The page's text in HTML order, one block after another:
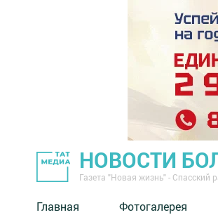
НОВОСТИ
Газета "Новая жизнь" - Спасский
Главная Фотогалерея